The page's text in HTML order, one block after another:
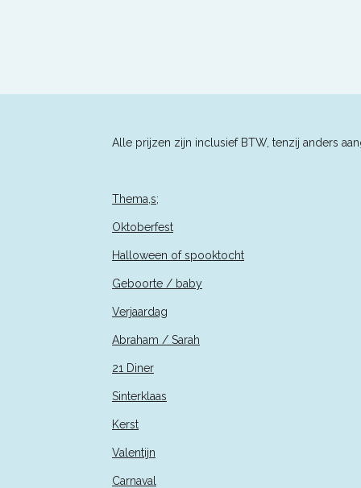
Alle prijzen zijn inclusief BTW, tenzij
Thema,s;
Oktoberfest
Halloween of spooktocht
Geboorte / baby
Verjaardag
Abraham / Sarah
21 Diner
Sinterklaas
Kerst
Valentijn
Carnaval